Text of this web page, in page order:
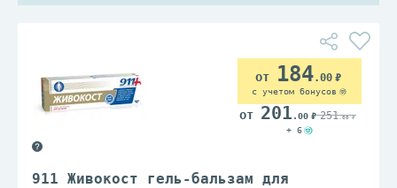
911 Живокост гель-бальзам для
184.00
с учетом бонусов
201 .00 251.00
+ 6